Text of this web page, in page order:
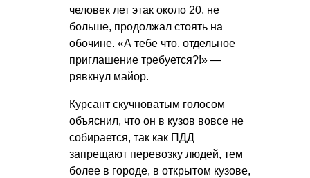
человек лет этак около 20, не
больше, продолжал стоять на
обочине. «А тебе что, отдельное
приглашение требуется?!» —
рявкнул майор.
Курсант скучноватым голосом
объяснил, что он в кузов вовсе не
собирается, так как ПДД
запрещают перевозку людей, тем
более в городе, в открытом кузове,